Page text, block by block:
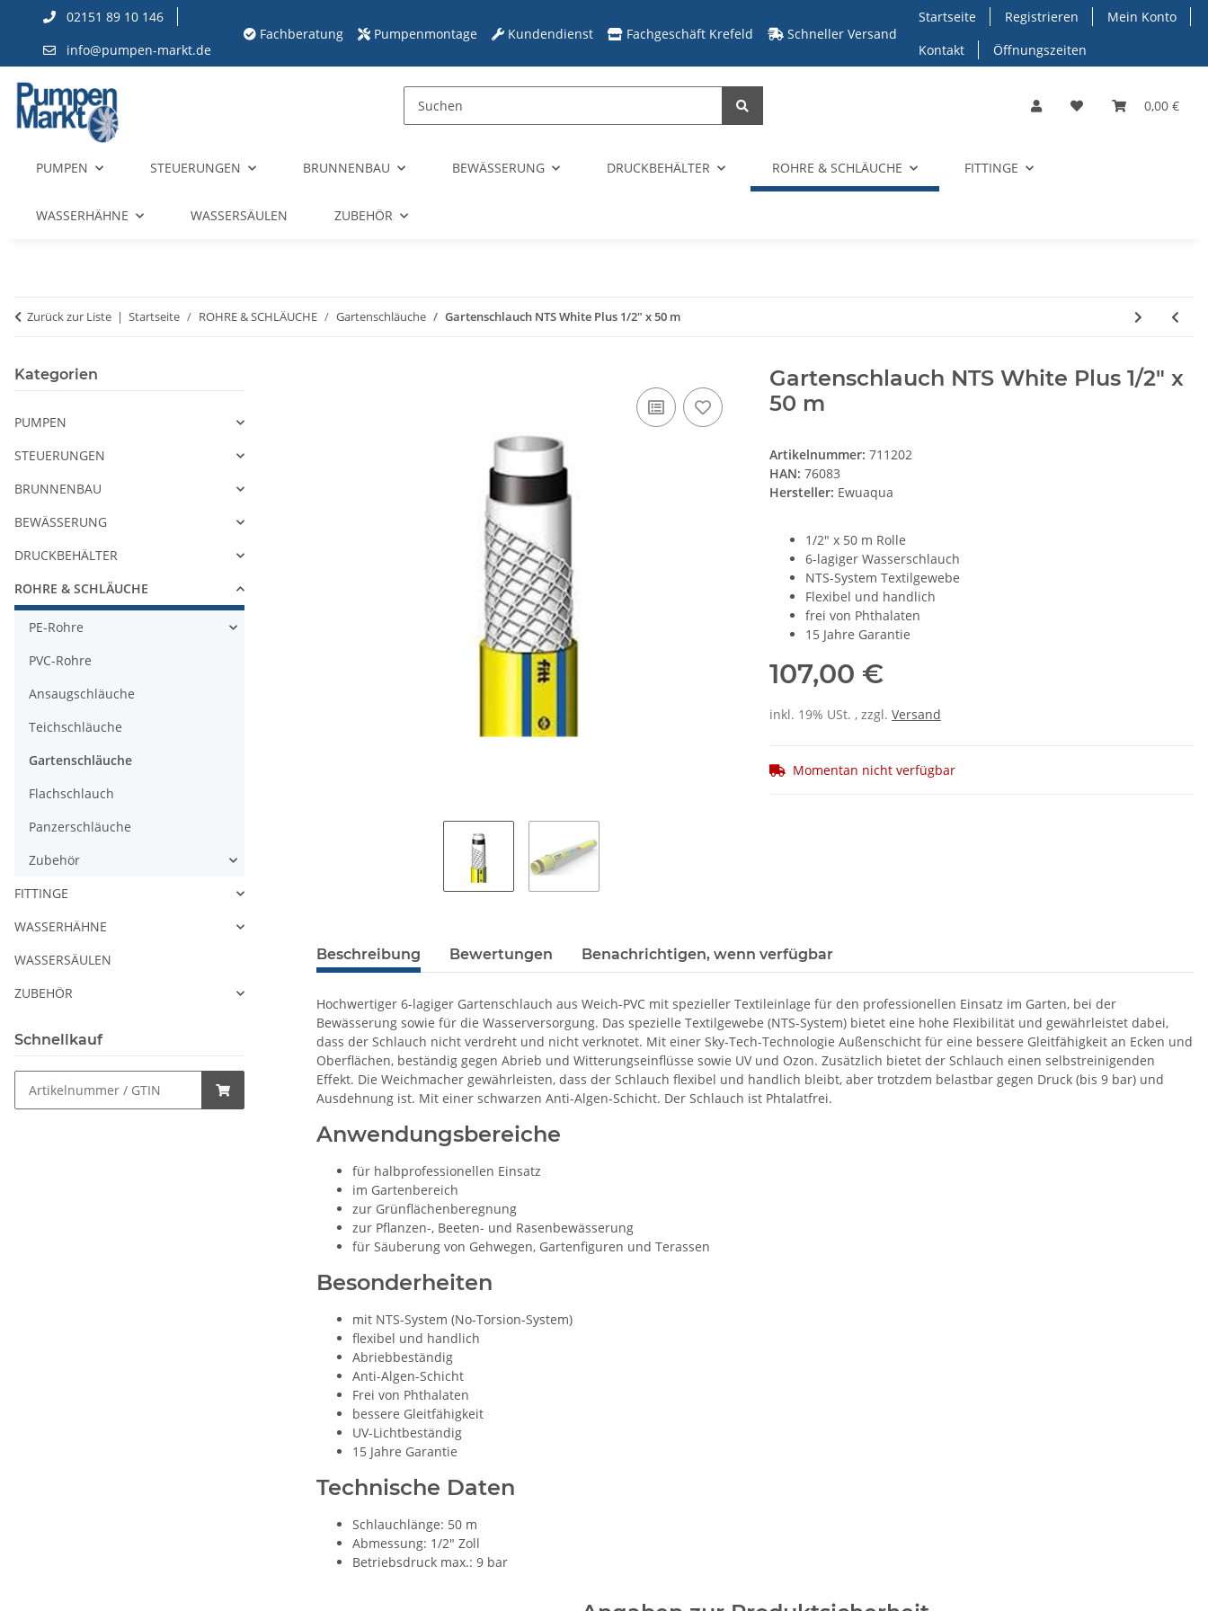
02151 89 10 146
info@pumpen-markt.de
Fachberatung Pumpenmontage Kundendienst Fachgeschäft Krefeld Schneller Versand
Startseite Registrieren
Mein Konto
Kontakt
Öffnungszeiten
0,00 €
PUMPEN STEUERUNGEN BRUNNENBAU BEWÄSSERUNG DRUCKBEHÄLTER ROHRE & SCHLÄUCHE FITTINGE
WASSERHÄHNE WASSERSÄULEN ZUBEHÖR
Zurück zur Liste Startseite ROHRE & SCHLÄUCHE Gartenschläuche Gartenschlauch NTS White Plus 1/2" x 50 m
Gartenschlauch NTS White Plus 1/2" x
50 m
Artikelnummer: 711202
HAN: 76083
Hersteller: Ewuaqua
1/2" x 50 m Rolle
6-lagiger Wasserschlauch
NTS-System Textilgewebe
Flexibel und handlich
frei von Phthalaten
15 Jahre Garantie
107,00 €
inkl. 19% USt. , zzgl. Versand
Momentan nicht verfügbar
Beschreibung Bewertungen Benachrichtigen, wenn verfügbar
Hochwertiger 6-lagiger Gartenschlauch aus Weich-PVC mit spezieller Textileinlage für den professionellen Einsatz im Garten, bei der
Bewässerung sowie für die Wasserversorgung. Das spezielle Textilgewebe (NTS-System) bietet eine hohe Flexibilität und gewährleistet dabei,
dass der Schlauch nicht verdreht und nicht verknotet. Mit einer Sky-Tech-Technologie Außenschicht für eine bessere Gleitfähigkeit an Ecken und
Oberflächen, beständig gegen Abrieb und Witterungseinflüsse sowie UV und Ozon. Zusätzlich bietet der Schlauch einen selbstreinigenden
Effekt. Die Weichmacher gewährleisten, dass der Schlauch flexibel und handlich bleibt, aber trotzdem belastbar gegen Druck (bis 9 bar) und
Ausdehnung ist. Mit einer schwarzen Anti-Algen-Schicht. Der Schlauch ist Phtalatfrei.
Anwendungsbereiche
für halbprofessionellen Einsatz
im Gartenbereich
zur Grünflächenberegnung
zur Pflanzen-, Beeten- und Rasenbewässerung
für Säuberung von Gehwegen, Gartenfiguren und Terassen
Besonderheiten
mit NTS-System (No-Torsion-System)
flexibel und handlich
Abriebbeständig
Anti-Algen-Schicht
Frei von Phthalaten
bessere Gleitfähigkeit
UV-Lichtbeständig
15 Jahre Garantie
Technische Daten
Schlauchlänge: 50 m
Abmessung: 1/2" Zoll
Betriebsdruck max.: 9 bar
Kategorien
PUMPEN
STEUERUNGEN
BRUNNENBAU
BEWÄSSERUNG
DRUCKBEHÄLTER
ROHRE & SCHLÄUCHE
PE-Rohre
PVC-Rohre
Ansaugschläuche
Teichschläuche
Gartenschläuche
Flachschlauch
Panzerschläuche
Zubehör
FITTINGE
WASSERHÄHNE
WASSERSÄULEN
ZUBEHÖR
Schnellkauf